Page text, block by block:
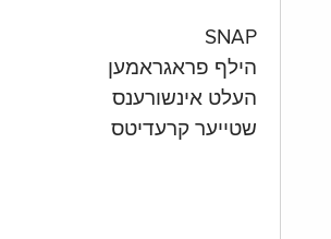
SNAP
הילף פראגראמען
העלט אינשורענס
שטייער קרעדיטס